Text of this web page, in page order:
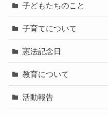
子どもたちのこと
子育てについて
憲法記念日
教育について
活動報告